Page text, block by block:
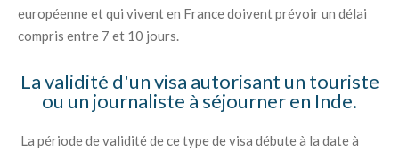
européenne et qui vivent en France doivent prévoir un délai
compris entre 7 et 10 jours.
La validité d'un visa autorisant un touriste
ou un journaliste à séjourner en Inde.
La période de validité de ce type de visa débute à la date à